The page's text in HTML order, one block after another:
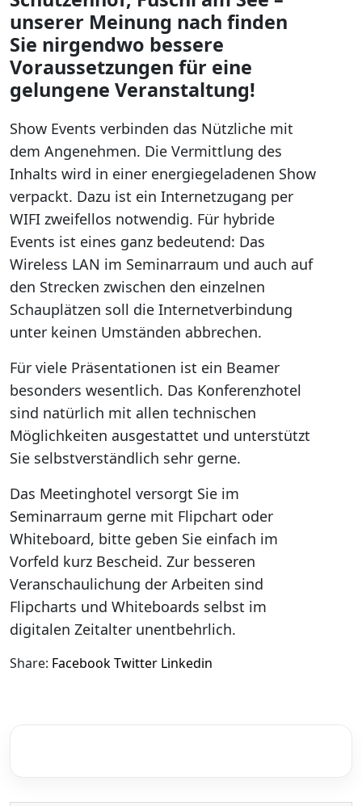
unserer Meinung nach finden
Sie nirgendwo bessere
Voraussetzungen für eine
gelungene Veranstaltung!
Show Events verbinden das Nützliche mit
dem Angenehmen. Die Vermittlung des
Inhalts wird in einer energiegeladenen Show
verpackt. Dazu ist ein Internetzugang per
WIFI zweifellos notwendig. Für hybride
Events ist eines ganz bedeutend: Das
Wireless LAN im Seminarraum und auch auf
den Strecken zwischen den einzelnen
Schauplätzen soll die Internetverbindung
unter keinen Umständen abbrechen.
Für viele Präsentationen ist ein Beamer
besonders wesentlich. Das Konferenzhotel
sind natürlich mit allen technischen
Möglichkeiten ausgestattet und unterstützt
Sie selbstverständlich sehr gerne.
Das Meetinghotel versorgt Sie im
Seminarraum gerne mit Flipchart oder
Whiteboard, bitte geben Sie einfach im
Vorfeld kurz Bescheid. Zur besseren
Veranschaulichung der Arbeiten sind
Flipcharts und Whiteboards selbst im
digitalen Zeitalter unentbehrlich.
Share: FacebookTwitter Linkedin